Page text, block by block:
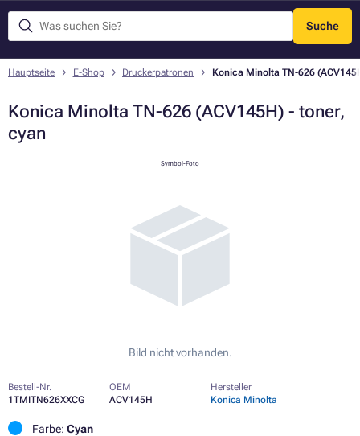
Suche
Menü
Hauptseite E-Shop Druckerpatronen Konica Minolta TN-626
Konica Minolta TN-626 (ACV145H) - toner,
cyan
Symbol-Foto
Bild nicht vorhanden.
Bestell-Nr.
1TMITN626XXCG
OEM
ACV145H
Hersteller
Konica Minolta
Farbe: Cyan